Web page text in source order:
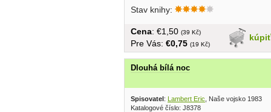
Stav knihy:
kúpiť
Cena: €1,50 (39 Kč)
Pre Vás: €0,75 (19 Kč)
Dlouhá bílá noc
Spisovatel: Lambert Eric , Naše vojsko 1983
Katalogové číslo: J8378